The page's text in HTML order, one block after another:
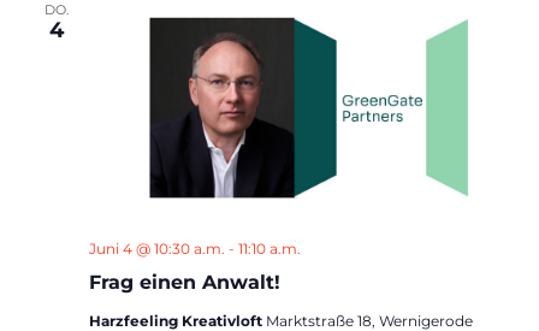
DO.
4
Frag einen Anwalt!
Juni 4 @ 10:30 a.m. - 11:10 a.m.
Harzfeeling Kreativloft Marktstraße 18, Wernigerode